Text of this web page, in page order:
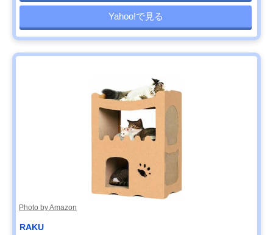
Yahoo!で見る
Photo by Amazon
RAKU